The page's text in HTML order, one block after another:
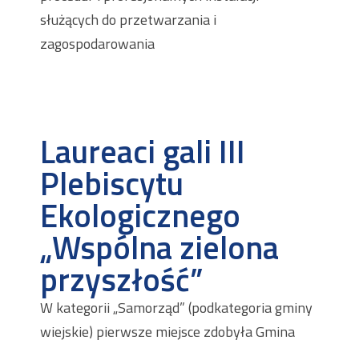
służących do przetwarzania i
zagospodarowania
Laureaci gali III
Plebiscytu
Ekologicznego
„Wspólna zielona
przyszłość”
W kategorii „Samorząd” (podkategoria gminy
wiejskie) pierwsze miejsce zdobyła Gmina